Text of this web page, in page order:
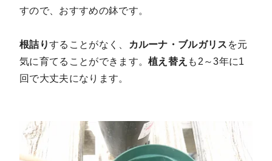
すので、おすすめの鉢です。
根詰りすることがなく、 カルーナ・ブルガリス を元
気に育てることができます。植え替え も2～3年に1
回で大丈夫になります。